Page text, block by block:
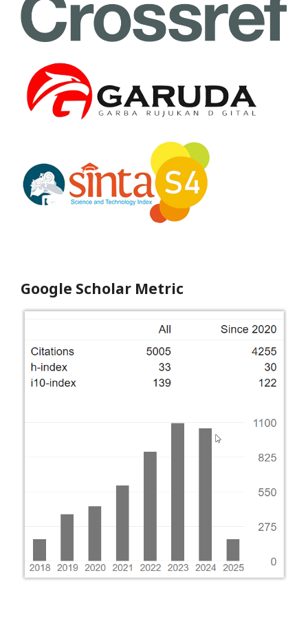
Google Scholar Metric